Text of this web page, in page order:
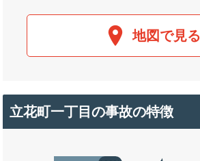
地図で見る
立花町一丁目の事故の特徴